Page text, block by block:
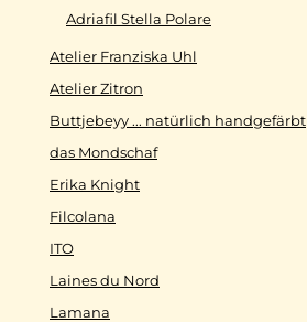
Adriafil Stella Polare
Atelier Franziska Uhl
Atelier Zitron
Buttjebeyy ... natürlich handgefärbt
das Mondschaf
Erika Knight
Filcolana
ITO
Laines du Nord
Lamana